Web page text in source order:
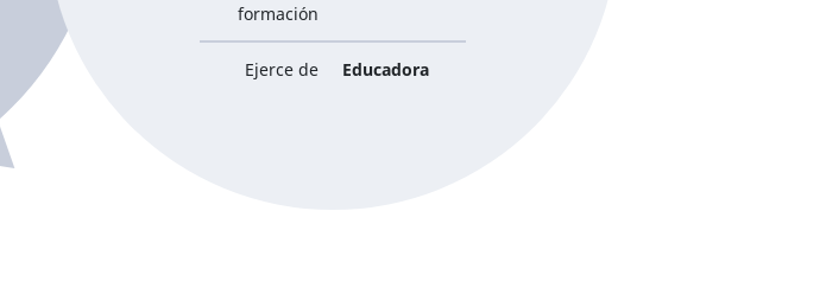
formación
Ejerce de Educadora